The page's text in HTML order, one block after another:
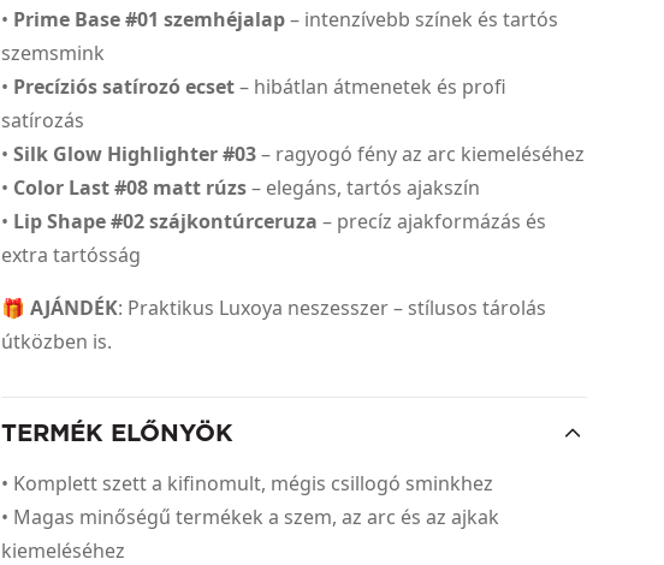
• Prime Base #01 szemhéjalap– intenzívebb színek és tartós
szemsmink
• Precíziós satírozó ecset– hibátlan átmenetek és profi
satírozás
•Silk Glow Highlighter #03– ragyogó fény az arc kiemeléséhez
• Color Last #08 matt rúzs– elegáns, tartós ajakszín
• Lip Shape #02 szájkontúrceruza – precíz ajakformázás és
extra tartósság
🎁AJÁNDÉK: Praktikus Luxoya neszesszer – stílusos tárolás
útközben is.
TERMÉK ELŐNYÖK
• Komplett szett a kifinomult, mégis csillogó sminkhez
• Magas minőségű termékek a szem, az arc és az ajkak
kiemeléséhez